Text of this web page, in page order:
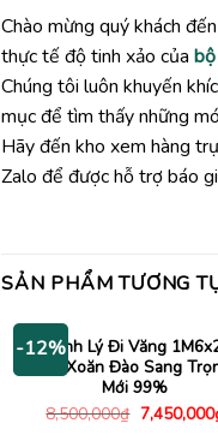
Chào mừng quý khách
thực tế độ tinh xảo của
Chúng tôi luôn khuyến
mục để tìm thấy những
Hãy đến kho xem hàng
Zalo để được hỗ trợ báo
SẢN PHẨM TƯƠNG
-12%
Thanh Lý Đi Văng
Gỗ Xoăn Đào Sang
Mới 99%
8,500,000₫ Giá
gốc
7,450,000